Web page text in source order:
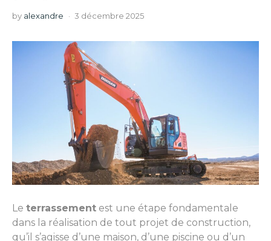
by alexandre 3 décembre 2025
Le terrassement est une étape fondamentale
dans la réalisation de tout projet de construction,
qu’il s’agisse d’une maison, d’une piscine ou d’un